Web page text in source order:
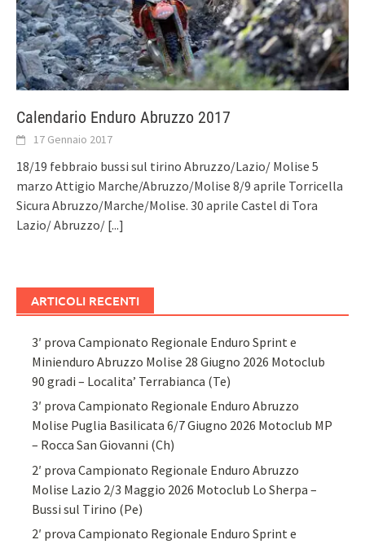
Calendario Enduro Abruzzo 2017
17 Gennaio 2017
18/19 febbraio bussi sul tirino Abruzzo/Lazio/ Molise 5
marzo Attigio Marche/Abruzzo/Molise 8/9 aprile Torricella
Sicura Abruzzo/Marche/Molise. 30 aprile Castel di Tora
Lazio/ Abruzzo/ [...]
ARTICOLI RECENTI
3′ prova Campionato Regionale Enduro Sprint e
Minienduro Abruzzo Molise 28 Giugno 2026 Motoclub
90 gradi – Localita’ Terrabianca (Te)
3′ prova Campionato Regionale Enduro Abruzzo
Molise Puglia Basilicata 6/7 Giugno 2026 Motoclub MP
– Rocca San Giovanni (Ch)
2′ prova Campionato Regionale Enduro Abruzzo
Molise Lazio 2/3 Maggio 2026 Motoclub Lo Sherpa –
Bussi sul Tirino (Pe)
2′ prova Campionato Regionale Enduro Sprint e